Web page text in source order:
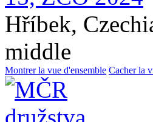
Hříbek,
middle
Montrer la vue d'ensemble Cacher la